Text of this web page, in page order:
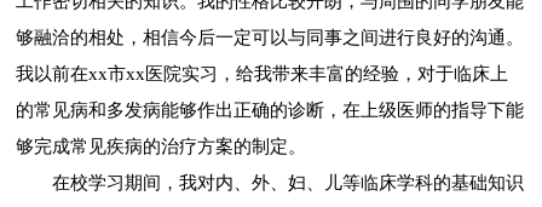
够融洽的相处，相信今后一定可以与同事之间进行良好的沟通。
我以前在xx市xx医院实习，给我带来丰富的经验，对于临床上
的常见病和多发病能够作出正确的诊断，在上级医师的指导下能
够完成常见疾病的治疗方案的制定。
在校学习期间，我对内、外、妇、儿等临床学科的基础知识